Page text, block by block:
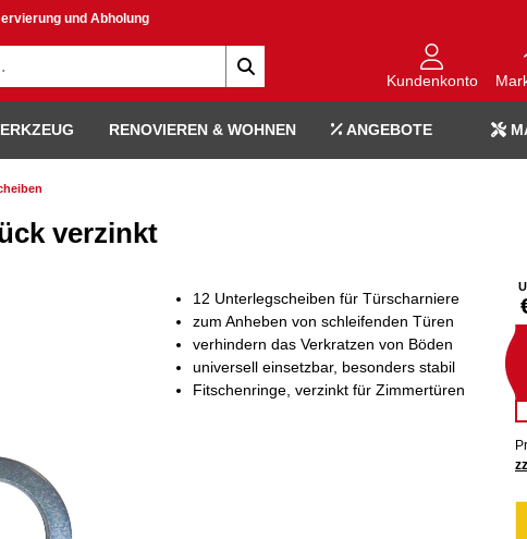
und Abholung
Kundenkonto
RENOVIEREN & WOHNEN ANGEBOTE
verzinkt
12 Unterlegscheiben für Türscharniere
zum Anheben von schleifenden Türen
verhindern das Verkratzen von Böden
universell einsetzbar, besonders stabil
Fitschenringe, verzinkt für Zimmertüren